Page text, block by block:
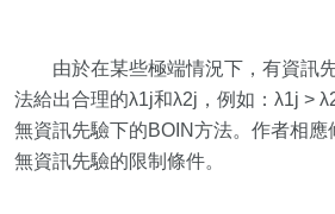
由於在某些極端情況下，有資訊
法給出合理的λ1j和λ2j，例如：λ1j >
無資訊先驗下的BOIN方法。作者相應
無資訊先驗的限制條件。